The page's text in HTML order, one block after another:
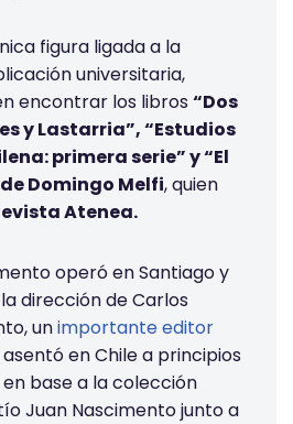
figura ligada a la
universitaria,
encontrar los libros “Dos
y Lastarria”, “Estudios
primera serie” y “El
Domingo Melfi, quien
Atenea.
operó en Santiago y
dirección de Carlos
unimportante editor
en Chile a principios
en base a la colección
Juan Nascimento junto a